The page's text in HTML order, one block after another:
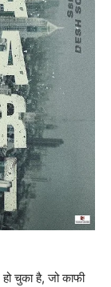
हो चुका है, जो काफी